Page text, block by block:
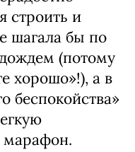
столетия,
время —
и страшных
Кукарских,
Платонова
режиссера
в 1999-